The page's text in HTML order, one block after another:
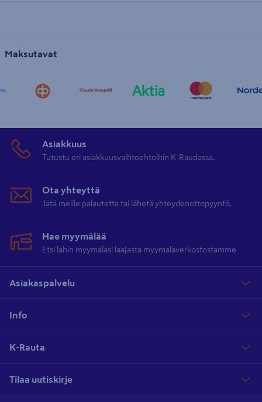
Maksutavat
Asiakkuus
Tutustu eri asiakkuusvaihtoehtoihin K-Raudassa.
Ota yhteyttä
Jätä meille palautetta tai lähetä yhteydenottopyyntö.
Hae myymälää
Etsi lähin myymäläsi laajasta myymäläverkostostamme
Asiakaspalvelu
Info
K-Rauta
Tilaa uutiskirje